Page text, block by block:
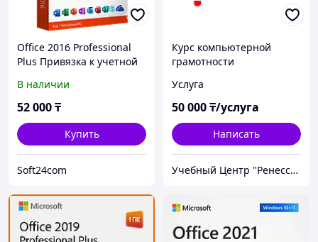
Office 2016 Professional
Plus Привязка к учетной
В наличии
52 000₸
Купить
Soft24com
Курс компьютерной
грамотности
Услуга
50 000₸/услуга
Написать
Учебный Центр "Ренессанс"